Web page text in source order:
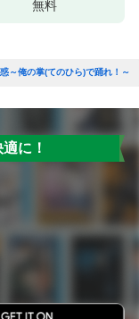
無料
～俺の掌(てのひら)で踊れ！～
に！